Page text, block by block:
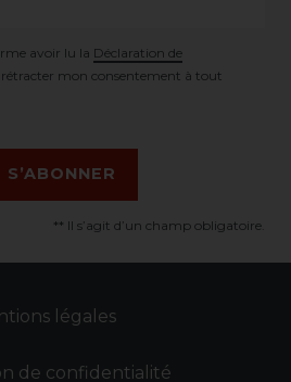
avoir lu la Déclaration de
rétracter mon consentement à tout
S’ABONNER
** Il s’agit d’un champ obligatoire.
légales
de confidentialité